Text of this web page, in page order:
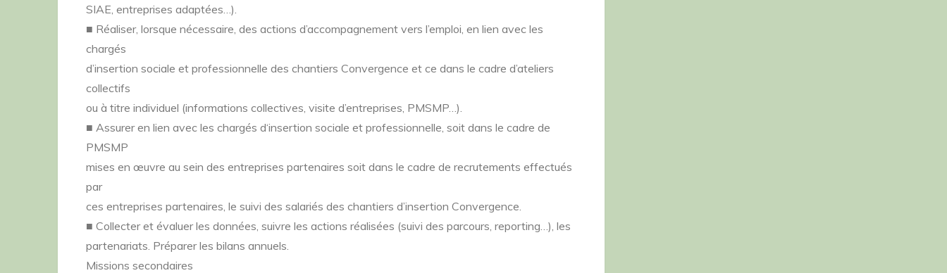
SIAE, entreprises adaptées…).
■ Réaliser, lorsque nécessaire, des actions d’accompagnement vers l’emploi, en lien avec les
chargés
d’insertion sociale et professionnelle des chantiers Convergence et ce dans le cadre d’ateliers
collectifs
ou à titre individuel (informations collectives, visite d’entreprises, PMSMP…).
■ Assurer en lien avec les chargés d‘insertion sociale et professionnelle, soit dans le cadre de
PMSMP
mises en œuvre au sein des entreprises partenaires soit dans le cadre de recrutements effectués
par
ces entreprises partenaires, le suivi des salariés des chantiers d’insertion Convergence.
■ Collecter et évaluer les données, suivre les actions réalisées (suivi des parcours, reporting…), les
partenariats. Préparer les bilans annuels.
Missions secondaires